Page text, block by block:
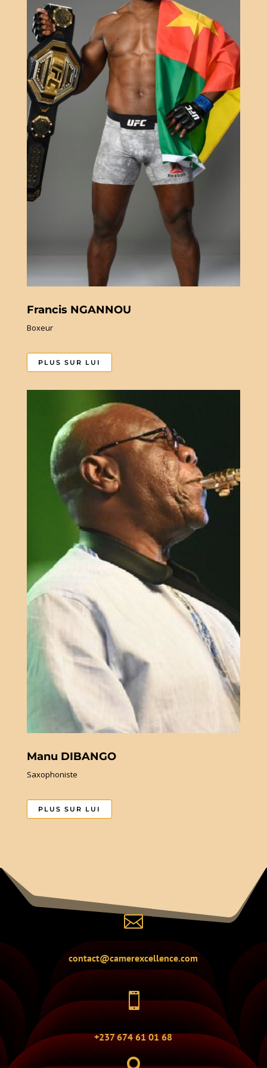
Francis NGANNOU
Boxeur
PLUS SUR LUI
Manu DIBANGO
Saxophoniste
PLUS SUR LUI

contact@camerexcellence.com

+237 674 61 01 68